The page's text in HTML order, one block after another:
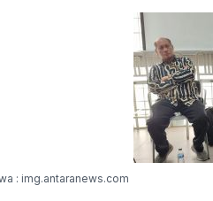
: img.antaranews.com